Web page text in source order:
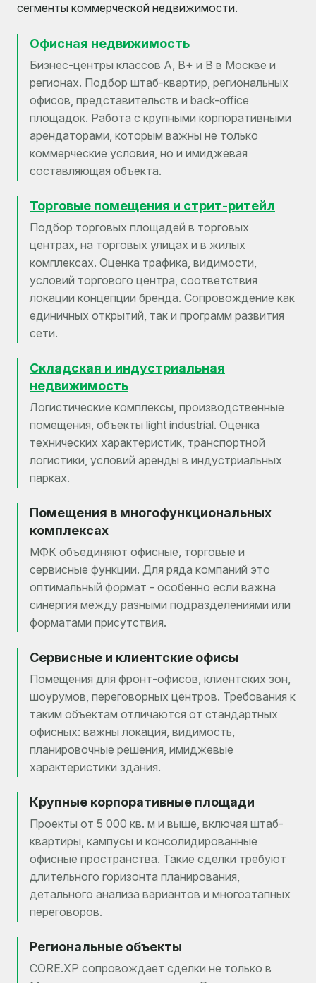
сегменты коммерческой недвижимости.
Офисная недвижимость
Бизнес-центры классов A, B+ и B в Москве и
регионах. Подбор штаб-квартир, региональных
офисов, представительств и back-office
площадок. Работа с крупными корпоративными
арендаторами, которым важны не только
коммерческие условия, но и имиджевая
составляющая объекта.
Торговые помещения и стрит-ритейл
Подбор торговых площадей в торговых
центрах, на торговых улицах и в жилых
комплексах. Оценка трафика, видимости,
условий торгового центра, соответствия
локации концепции бренда. Сопровождение как
единичных открытий, так и программ развития
сети.
Складская и индустриальная
недвижимость
Логистические комплексы, производственные
помещения, объекты light industrial. Оценка
технических характеристик, транспортной
логистики, условий аренды в индустриальных
парках.
Помещения в многофункциональных
комплексах
МФК объединяют офисные, торговые и
сервисные функции. Для ряда компаний это
оптимальный формат - особенно если важна
синергия между разными подразделениями или
форматами присутствия.
Сервисные и клиентские офисы
Помещения для фронт-офисов, клиентских зон,
шоурумов, переговорных центров. Требования к
таким объектам отличаются от стандартных
офисных: важны локация, видимость,
планировочные решения, имиджевые
характеристики здания.
Крупные корпоративные площади
Проекты от 5 000 кв. м и выше, включая штаб-
квартиры, кампусы и консолидированные
офисные пространства. Такие сделки требуют
длительного горизонта планирования,
детального анализа вариантов и многоэтапных
переговоров.
Региональные объекты
CORE.XP сопровождает сделки не только в